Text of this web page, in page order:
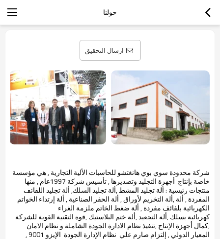
حولنا
ارسال التحقيق
شركة محدودة سوي بوي هانغتشو للحاسبات الألية التجارية , هي مؤسسة
خاصة بإنتاج أجهزة التجليد وتصديرها , تأسيس شركة 1997عام , منها
منتجات رئيسية : ألة تجليد المشط ,ألة تجليد السلك, ألة تجليد اللفائف
المفردة , ألة ,ألة التخريم لأوراق , ألة الحفر الصناعية , ألة إرتداء الخواتم
الكهربائية بلفائف مفردة , ألة ضغط الخاتم ملزمة الغراء
كهربائية بسلك ,ألة التجعيد ,ألة ختم البلاستيك ,قوة التقنية القوية للشركة
,كمال أجهزة الإنتاج ,تنفيذ نظام الادارة الجودة الشاملة و نظام الامان
المعيار الدولي , إلتزام صارم علي نظام الإدارة الجودة الإيزو 9001 ,